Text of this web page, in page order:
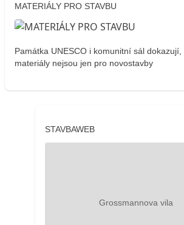
MATERIÁLY PRO STAVBU
Památka UNESCO i komunitní sál
materiály nejsou jen pro novostavby
STAVBAWEB